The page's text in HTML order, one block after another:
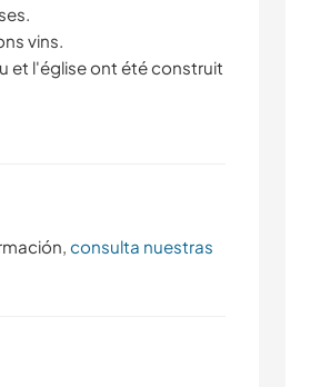
vins.
et l'église ont été construit
consulta nuestras